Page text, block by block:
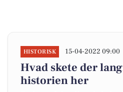
HISTORISK 15-04-2022 09:00
Hvad skete der
historien her